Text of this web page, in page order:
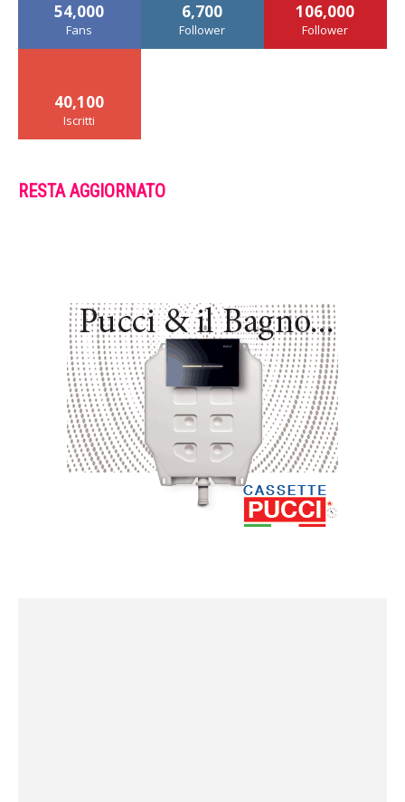
54,000
Fans
6,700
Follower
106,000
Follower
40,100
Iscritti
RESTA AGGIORNATO